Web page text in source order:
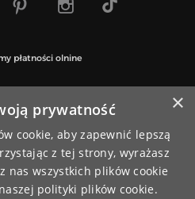
płatności olnine
za pośrednictwem
×
prywatność
cookie, aby zapewnić lepszą
z tej strony, wyrażasz
nas wszystkich plików cookie
polityki plików cookie.